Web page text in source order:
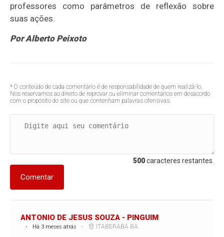
professores como parâmetros de reflexão sobre
suas ações.
Por Alberto Peixoto
* O conteúdo de cada comentário é de responsabilidade de quem realizá-lo.
Nos reservamos ao direito de reprovar ou eliminar comentários em desacordo
com o propósito do site ou que contenham palavras ofensivas.
500caracteres restantes.
Comentar
ANTONIO DE JESUS SOUZA - PINGUIM
Há 3 meses atrás ITABERABA BA